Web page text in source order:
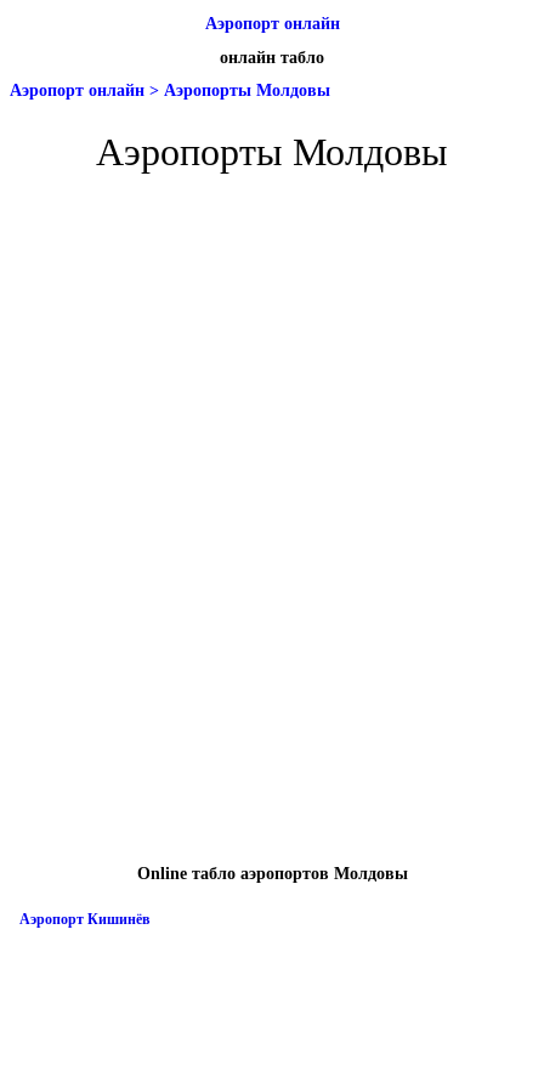
Аэропорт онлайн
онлайн табло
Аэропорт онлайн > Аэропорты Молдовы
Аэропорты Молдовы
Online табло аэропортов Молдовы
Аэропорт Кишинёв